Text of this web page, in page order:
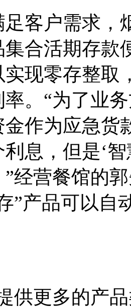
客户需求，
集合活期存款
实现零存整取
。“为了业
作为应急货
息，但是‘
经营餐馆的
”产品可以自
供更多的产